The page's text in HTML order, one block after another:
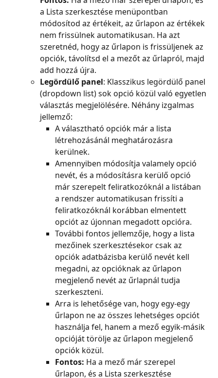
a Lista szerkesztése menüpontban
módosítod az értékeit, az űrlapon az értékek
nem frissülnek automatikusan. Ha azt
szeretnéd, hogy az űrlapon is frissüljenek az
opciók, távolítsd el a mezőt az űrlapról, majd
add hozzá újra.
Legördülő panel: Klasszikus legördülő panel
(dropdown list) sok opció közül való egyetlen
választás megjelölésére. Néhány izgalmas
jellemző:
A választható opciók már a lista
létrehozásánál meghatározásra
kerülnek.
Amennyiben módosítja valamely opció
nevét, és a módosításra kerülő opció
már szerepelt feliratkozóknál a listában
a rendszer automatikusan frissíti a
feliratkozóknál korábban elmentett
opciót az újonnan megadott opcióra.
További fontos jellemzője, hogy a lista
mezőinek szerkesztésekor csak az
opciók adatbázisba kerülő nevét kell
megadni, az opcióknak az űrlapon
megjelenő nevét az űrlapnál tudja
szerkeszteni.
Arra is lehetősége van, hogy egy-egy
űrlapon ne az összes lehetséges opciót
használja fel, hanem a mező egyik-másik
opcióját törölje az űrlapon megjelenő
opciók közül.
Fontos: Ha a mező már szerepel
űrlapon, és a Lista szerkesztése